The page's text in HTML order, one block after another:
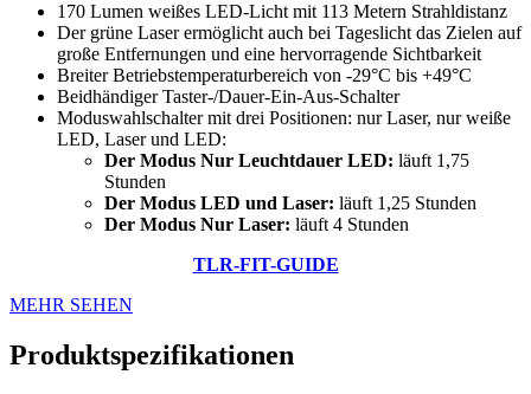
170 Lumen weißes LED-Licht mit 113 Metern Strahldistanz
Der grüne Laser ermöglicht auch bei Tageslicht das Zielen auf
große Entfernungen und eine hervorragende Sichtbarkeit
Breiter Betriebstemperaturbereich von -29°C bis +49°C
Beidhändiger Taster-/Dauer-Ein-Aus-Schalter
Moduswahlschalter mit drei Positionen: nur Laser, nur weiße
LED, Laser und LED:
Der Modus Nur Leuchtdauer LED: läuft 1,75
Stunden
Der Modus LED und Laser: läuft 1,25 Stunden
Der Modus Nur Laser: läuft 4 Stunden
TLR-FIT-GUIDE
MEHR SEHEN
Produktspezifikationen